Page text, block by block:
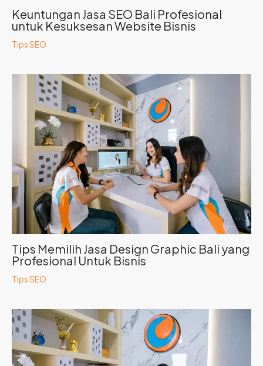
Keuntungan Jasa SEO Bali Profesional
untuk Kesuksesan Website Bisnis
Tips SEO
Tips Memilih Jasa Design Graphic Bali yang
Profesional Untuk Bisnis
Tips SEO